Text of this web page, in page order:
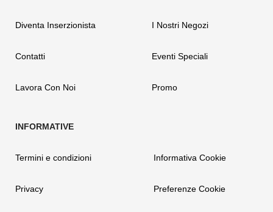
Diventa Inserzionista
Contatti
Lavora Con Noi
I Nostri Negozi
Eventi Speciali
Promo
Termini e condizioni
Privacy
Informativa Cookie
Preferenze Cookie